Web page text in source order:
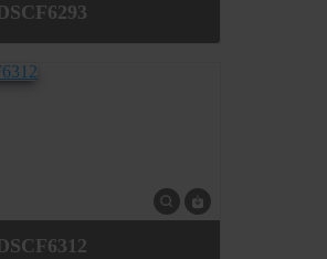
DSCF6293
DSCF6312